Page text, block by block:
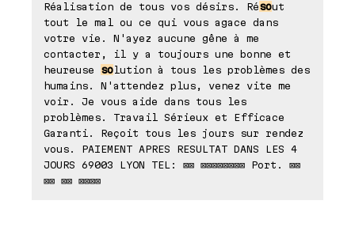
Réalisation de tous vos désirs. Résout
tout le mal ou ce qui vous agace dans
votre vie. N'ayez aucune gêne à me
contacter, il y a toujours une bonne et
heureuse solution à tous les problèmes des
humains. N'attendez plus, venez vite me
voir. Je vous aide dans tous les
problèmes. Travail Sérieux et Efficace
Garanti. Reçoit tous les jours sur rendez
vous. PAIEMENT APRES RESULTAT DANS LES 4
JOURS 69003 LYON TEL: ⊠⊠ ⊠⊠⊠⊠⊠⊠⊠⊠ Port. ⊠⊠
⊠⊠ ⊠⊠ ⊠⊠⊠⊠